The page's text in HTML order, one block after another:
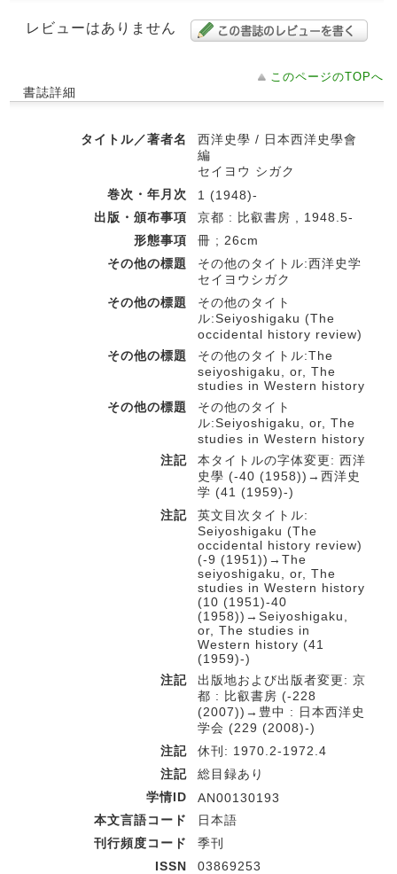
レビューはありません
このページのTOPへ
書誌詳細
タイトル／著者名
西洋史學 / 日本西洋史學會
編
セイヨウ シガク
巻次・年月次
1 (1948)-
出版・頒布事項
京都 : 比叡書房 , 1948.5-
形態事項
冊 ; 26cm
その他の標題
その他のタイトル:西洋史学
セイヨウシガク
その他の標題
その他のタイト
ル:Seiyoshigaku (The
occidental history review)
その他の標題
その他のタイトル:The
seiyoshigaku, or, The
studies in Western history
その他の標題
その他のタイト
ル:Seiyoshigaku, or, The
studies in Western history
注記
本タイトルの字体変更: 西洋
史學 (-40 (1958))→西洋史
学 (41 (1959)-)
注記
英文目次タイトル:
Seiyoshigaku (The
occidental history review)
(-9 (1951))→The
seiyoshigaku, or, The
studies in Western history
(10 (1951)-40
(1958))→Seiyoshigaku,
or, The studies in
Western history (41
(1959)-)
注記
出版地および出版者変更: 京
都 : 比叡書房 (-228
(2007))→豊中 : 日本西洋史
学会 (229 (2008)-)
注記
休刊: 1970.2-1972.4
注記
総目録あり
学情ID
AN00130193
本文言語コード
日本語
刊行頻度コード
季刊
ISSN
03869253